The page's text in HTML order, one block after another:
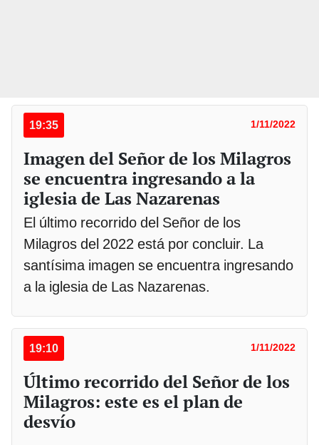
19:35 1/11/2022
Imagen del Señor de los Milagros
se encuentra ingresando a la
iglesia de Las Nazarenas
El último recorrido del Señor de los
Milagros del 2022 está por concluir. La
santísima imagen se encuentra ingresando
a la iglesia de Las Nazarenas.
19:10 1/11/2022
Último recorrido del Señor de los
Milagros: este es el plan de
desvío